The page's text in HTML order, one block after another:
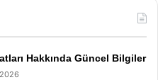
Hakkında Güncel Bilgiler